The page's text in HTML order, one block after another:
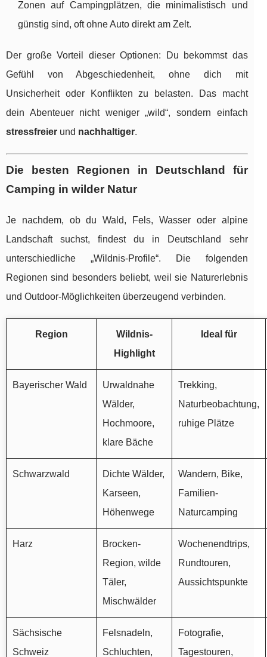
Zonen auf Campingplätzen, die minimalistisch und
günstig sind, oft ohne Auto direkt am Zelt.
Der große Vorteil dieser Optionen: Du bekommst das
Gefühl von Abgeschiedenheit, ohne dich mit
Unsicherheit oder Konflikten zu belasten. Das macht
dein Abenteuer nicht weniger „wild“, sondern einfach
stressfreier und nachhaltiger.
Die besten Regionen in Deutschland für
Camping in wilder Natur
Je nachdem, ob du Wald, Fels, Wasser oder alpine
Landschaft suchst, findest du in Deutschland sehr
unterschiedliche „Wildnis-Profile“. Die folgenden
Regionen sind besonders beliebt, weil sie Naturerlebnis
und Outdoor-Möglichkeiten überzeugend verbinden.
Region
Wildnis-
Highlight
Ideal für
Bayerischer Wald
Urwaldnahe
Wälder,
Hochmoore,
klare Bäche
Trekking,
Naturbeobachtung,
ruhige Plätze
Schwarzwald
Dichte Wälder,
Karseen,
Höhenwege
Wandern, Bike,
Familien-
Naturcamping
Harz
Brocken-
Region, wilde
Täler,
Mischwälder
Wochenendtrips,
Rundtouren,
Aussichtspunkte
Sächsische
Schweiz
Felsnadeln,
Schluchten,
Fotografie,
Tagestouren,